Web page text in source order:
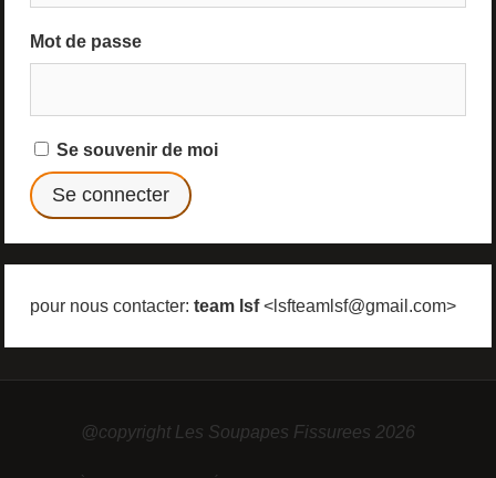
Mot de passe
Se souvenir de moi
pour nous contacter: team lsf<lsfteamlsf@gmail.com>
@copyright Les Soupapes Fissurees 2026